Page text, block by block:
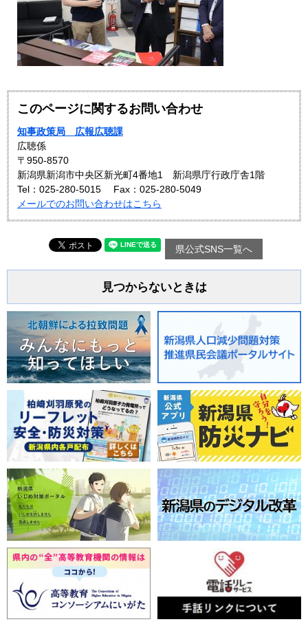
このページに関するお問い合わせ
知事政策局 広報広聴課
広聴係
〒950-8570
新潟県新潟市中央区新光町4番地1 新潟県庁行政庁舎1階
Tel：025-280-5015
Fax：025-280-5049
メールでのお問い合わせはこちら
県公式SNS一覧へ
見つからないときは